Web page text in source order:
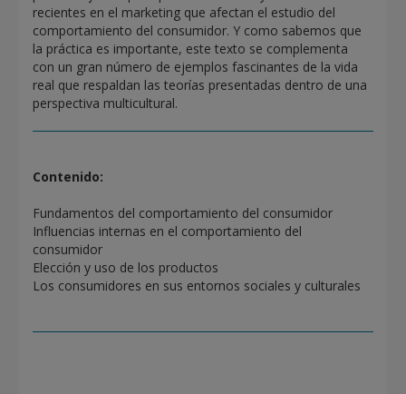
recientes en el marketing que afectan el estudio del
comportamiento del consumidor. Y como sabemos que
la práctica es importante, este texto se complementa
con un gran número de ejemplos fascinantes de la vida
real que respaldan las teorías presentadas dentro de una
perspectiva multicultural.
Contenido:
Fundamentos del comportamiento del consumidor
Influencias internas en el comportamiento del
consumidor
Elección y uso de los productos
Los consumidores en sus entornos sociales y culturales